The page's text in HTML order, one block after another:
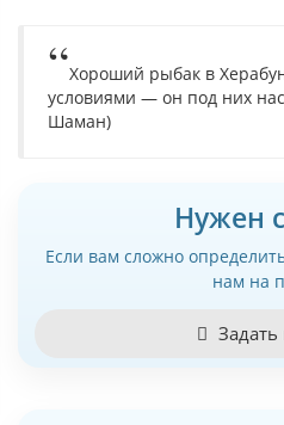
Хороший рыбак в
условиями — он под них
Шаман)
Нужен
Если вам сложно
нам на
Задать